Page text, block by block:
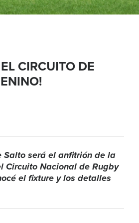
CIRCUITO DE
Salto será el anfitrión de la
Circuito Nacional de Rugby
el fixture y los detalles